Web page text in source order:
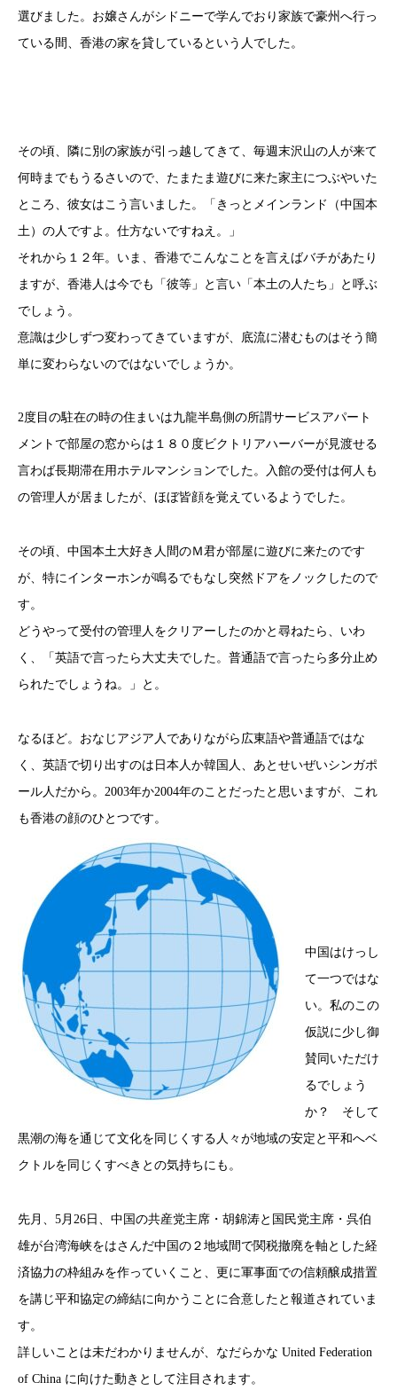
選びました。お嬢さんがシドニーで学んでおり家族で豪州へ行っ
ている間、香港の家を貸しているという人でした。
その頃、隣に別の家族が引っ越してきて、毎週末沢山の人が来て
何時までもうるさいので、たまたま遊びに来た家主につぶやいた
ところ、彼女はこう言いました。「きっとメインランド（中国本
土）の人ですよ。仕方ないですねえ。」
それから１２年。いま、香港でこんなことを言えばバチがあたり
ますが、香港人は今でも「彼等」と言い「本土の人たち」と呼ぶ
でしょう。
意識は少しずつ変わってきていますが、底流に潜むものはそう簡
単に変わらないのではないでしょうか。
2度目の駐在の時の住まいは九龍半島側の所謂サービスアパート
メントで部屋の窓からは１８０度ビクトリアハーバーが見渡せる
言わば長期滞在用ホテルマンションでした。入館の受付は何人も
の管理人が居ましたが、ほぼ皆顔を覚えているようでした。
その頃、中国本土大好き人間のＭ君が部屋に遊びに来たのです
が、特にインターホンが鳴るでもなし突然ドアをノックしたので
す。
どうやって受付の管理人をクリアーしたのかと尋ねたら、いわ
く、「英語で言ったら大丈夫でした。普通語で言ったら多分止め
られたでしょうね。」と。
なるほど。おなじアジア人でありながら広東語や普通語ではな
く、英語で切り出すのは日本人か韓国人、あとせいぜいシンガポ
ール人だから。2003年か2004年のことだったと思いますが、これ
も香港の顔のひとつです。
中国はけっし
て一つではな
い。私のこの
仮説に少し御
賛同いただけ
るでしょう
か？ そして
黒潮の海を通じて文化を同じくする人々が地域の安定と平和へベ
クトルを同じくすべきとの気持ちにも。
先月、5月26日、中国の共産党主席・胡錦涛と国民党主席・呉伯
雄が台湾海峡をはさんだ中国の２地域間で関税撤廃を軸とした経
済協力の枠組みを作っていくこと、更に軍事面での信頼醸成措置
を講じ平和協定の締結に向かうことに合意したと報道されていま
す。
詳しいことは未だわかりませんが、なだらかな United Federation
of China に向けた動きとして注目されます。